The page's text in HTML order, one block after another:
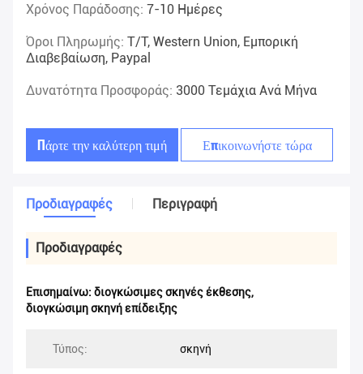
Χρόνος Παράδοσης: 7-10 Ημέρες
Όροι Πληρωμής: T/T, Western Union, Εμπορική
Διαβεβαίωση, Paypal
Δυνατότητα Προσφοράς: 3000 Τεμάχια Ανά Μήνα
Πάρτε την καλύτερη τιμή Επικοινωνήστε τώρα
Προδιαγραφές Περιγραφή
Προδιαγραφές
Επισημαίνω: διογκώσιμες σκηνές έκθεσης,
διογκώσιμη σκηνή επίδειξης
Τύπος: σκηνή